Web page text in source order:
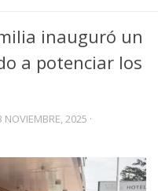
inauguró un
a potenciar los
NOVIEMBRE, 2025 ·